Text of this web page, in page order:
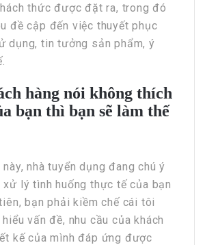
thức được đặt ra, trong đó
đề cập đến việc thuyết phục
dụng, tin tưởng sản phẩm, ý
hàng nói không thích
bạn thì bạn sẽ làm thế
nhà tuyển dụng đang chú ý
xử lý tình huống thực tế của bạn
bạn phải kiềm chế cái tôi
vấn đề, nhu cầu của khách
kế của mình đáp ứng được